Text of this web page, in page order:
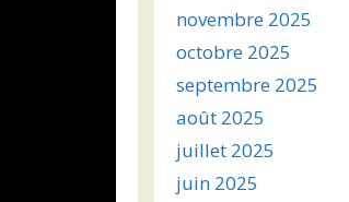
novembre 2025
octobre 2025
septembre 2025
août 2025
juillet 2025
juin 2025